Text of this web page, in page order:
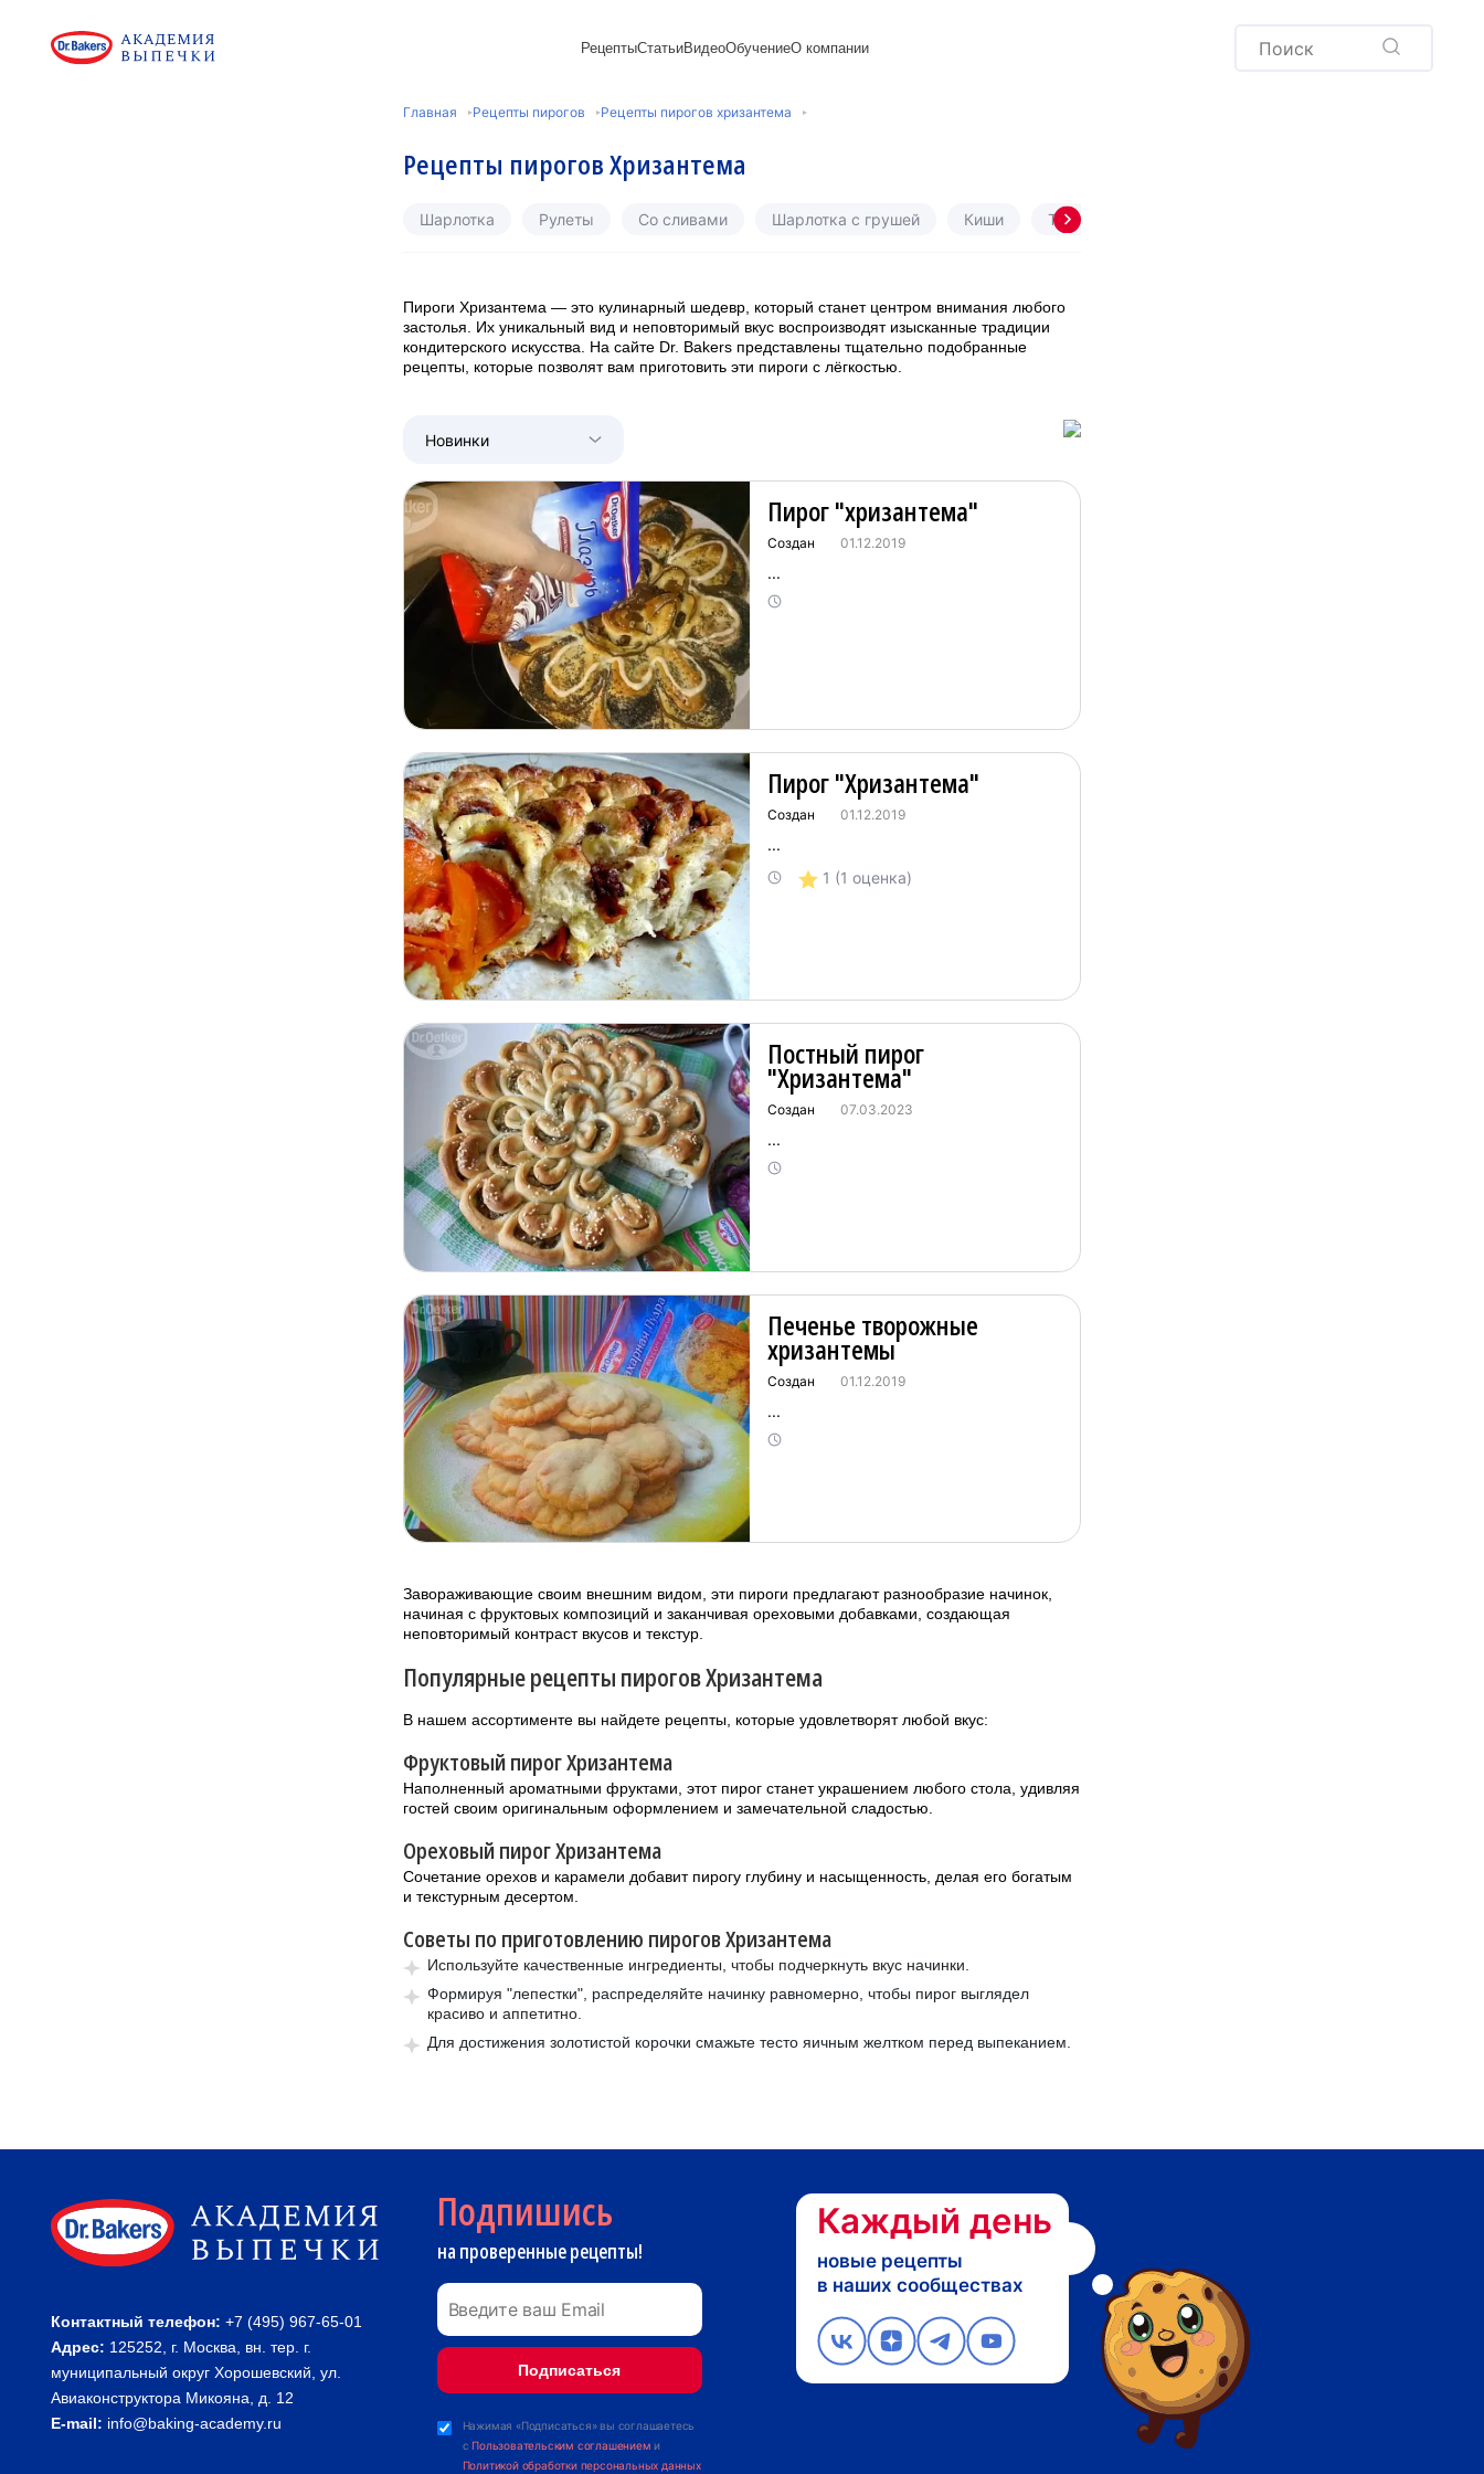
Рецепты
Рецепты блинов
Пасхальная выпечка
Рецепты пирогов
Пирожки
Сырники
Вафли
Напитки
Статьи
Лайфхаки
выпечка
Сезонная выпечка
ВидеоОбучениеО компании
стандарт
Главная Рецепты пирогов Рецепты пирогов хризантема
Рецепты пирогов Хризантема
Шарлотка Рулеты Со сливами Шарлотка с грушей Киши Тарты
Пироги Хризантема — это кулинарный шедевр, который станет центром внимания любого
застолья. Их уникальный вид и неповторимый вкус воспроизводят изысканные традиции
кондитерского искусства. На сайте Dr. Bakers представлены тщательно подобранные
рецепты, которые позволят вам приготовить эти пироги с лёгкостью.
Новинки
Пирог "хризантема"
Создан 01.12.2019
...
Пирог "Хризантема"
Создан 01.12.2019
1 (1 оценка)
...
Постный пирог
"Хризантема"
Создан 07.03.2023
...
Печенье творожные
хризантемы
Создан 01.12.2019
...
Завораживающие своим внешним видом, эти пироги предлагают разнообразие начинок,
начиная с фруктовых композиций и заканчивая ореховыми добавками, создающая
неповторимый контраст вкусов и текстур.
Популярные рецепты пирогов Хризантема
В нашем ассортименте вы найдете рецепты, которые удовлетворят любой вкус:
Фруктовый пирог Хризантема
Наполненный ароматными фруктами, этот пирог станет украшением любого стола, удивляя
гостей своим оригинальным оформлением и замечательной сладостью.
Ореховый пирог Хризантема
Сочетание орехов и карамели добавит пирогу глубину и насыщенность, делая его богатым
и текстурным десертом.
Советы по приготовлению пирогов Хризантема
Используйте качественные ингредиенты, чтобы подчеркнуть вкус начинки.
Формируя "лепестки", распределяйте начинку равномерно, чтобы пирог выглядел
красиво и аппетитно.
Для достижения золотистой корочки смажьте тесто яичным желтком перед выпеканием.
Контактный телефон: +7 (495) 967-65-01
Адрес: 125252, г. Москва, вн. тер. г.
муниципальный округ Хорошевский, ул.
Авиаконструктора Микояна, д. 12
E-mail: info@baking-academy.ru
Подпишись
на проверенные рецепты!
Нажимая «Подписаться» вы соглашаетесь
с Пользовательским соглашением и
Политикой обработки персональных данных
Каждый день
новые рецепты
в наших сообществах